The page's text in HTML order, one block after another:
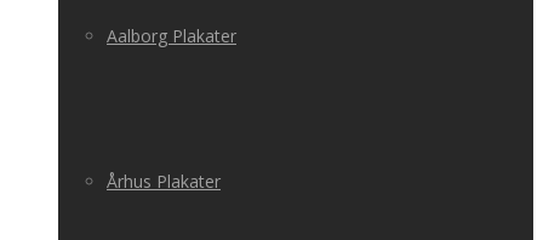
Aalborg Plakater
Århus Plakater